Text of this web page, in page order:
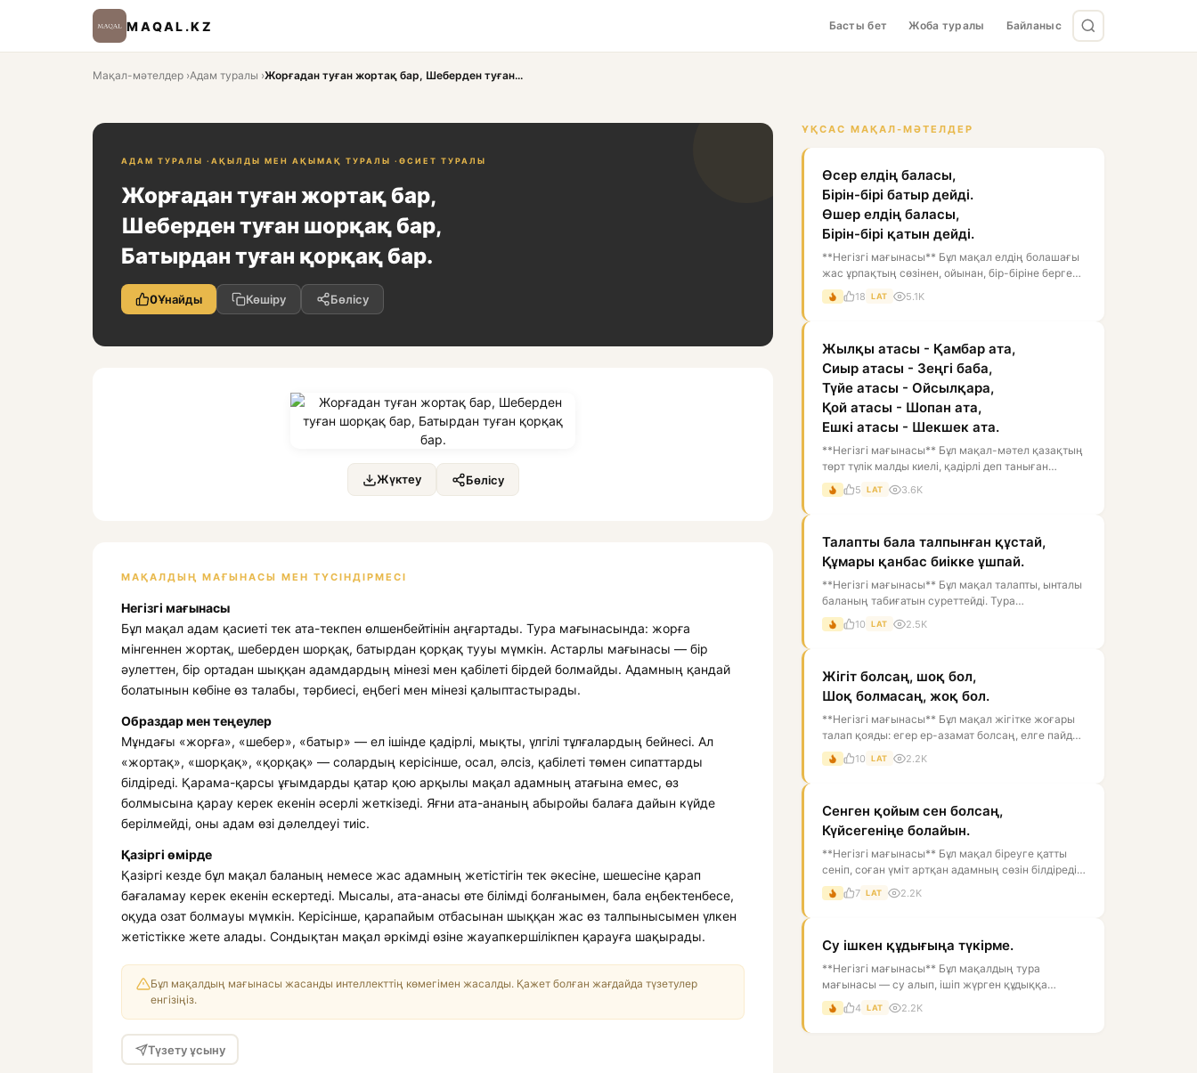
MAQAL.KZ Басты бет Жоба туралы Байланыс
Мақал-мәтелдер ›Адам туралы ›Жорғадан туған жортақ бар, Шеберден туған...
АДАМ ТУРАЛЫ · АҚЫЛДЫ МЕН АҚЫМАҚ ТУРАЛЫ · ӨСИЕТ ТУРАЛЫ
Жорғадан туған жортақ бар,
Шеберден туған шорқақ бар,
Батырдан туған қорқақ бар.
0Ұнайды Көшіру Бөлісу
Жүктеу Бөлісу
МАҚАЛДЫҢ МАҒЫНАСЫ МЕН ТҮСІНДІРМЕСІ
Негізгі мағынасы
Бұл мақал адам қасиеті тек ата-текпен өлшенбейтінін аңғартады. Тура мағынасында: жорға
мінгеннен жортақ, шеберден шорқақ, батырдан қорқақ тууы мүмкін. Астарлы мағынасы — бір
әулеттен, бір ортадан шыққан адамдардың мінезі мен қабілеті бірдей болмайды. Адамның қандай
болатынын көбіне өз талабы, тәрбиесі, еңбегі мен мінезі қалыптастырады.
Образдар мен теңеулер
Мұндағы «жорға», «шебер», «батыр» — ел ішінде қадірлі, мықты, үлгілі тұлғалардың бейнесі. Ал
«жортақ», «шорқақ», «қорқақ» — солардың керісінше, осал, әлсіз, қабілеті төмен сипаттарды
білдіреді. Қарама-қарсы ұғымдарды қатар қою арқылы мақал адамның атағына емес, өз
болмысына қарау керек екенін әсерлі жеткізеді. Яғни ата-ананың абыройы балаға дайын күйде
берілмейді, оны адам өзі дәлелдеуі тиіс.
Қазіргі өмірде
Қазіргі кезде бұл мақал баланың немесе жас адамның жетістігін тек әкесіне, шешесіне қарап
бағаламау керек екенін ескертеді. Мысалы, ата-анасы өте білімді болғанымен, бала еңбектенбесе,
оқуда озат болмауы мүмкін. Керісінше, қарапайым отбасынан шыққан жас өз талпынысымен үлкен
жетістікке жете алады. Сондықтан мақал әркімді өзіне жауапкершілікпен қарауға шақырады.
Бұл мақалдың мағынасы жасанды интеллекттің көмегімен жасалды. Қажет болған жағдайда түзетулер
енгізіңіз.
Түзету ұсыну
ҰҚСАС МАҚАЛ-МӘТЕЛДЕР
Өсер елдің баласы,
Бірін-бірі батыр дейді.
Өшер елдің баласы,
Бірін-бірі қатын дейді.
**Негізгі мағынасы** Бұл мақал елдің болашағы
жас ұрпақтың сөзінен, ойынан, бір-біріне берген
бағасынан білінеді дегенді...
18 LAT 5.1K
Жылқы атасы - Қамбар ата,
Сиыр атасы - Зеңгі баба,
Түйе атасы - Ойсылқара,
Қой атасы - Шопан ата,
Ешкі атасы - Шекшек ата.
**Негізгі мағынасы** Бұл мақал-мәтел қазақтың
төрт түлік малды киелі, қадірлі деп таныған
дүниетанымын білдіреді. Мұнда...
5 LAT 3.6K
Талапты бала талпынған құстай,
Құмары қанбас биікке ұшпай.
**Негізгі мағынасы** Бұл мақал талапты, ынталы
баланың табиғатын суреттейді. Тура
мағынасында құс қанат қағып, биікке ұм...
10 LAT 2.5K
Жігіт болсаң, шоқ бол,
Шоқ болмасаң, жоқ бол.
**Негізгі мағынасы** Бұл мақал жігітке жоғары
талап қояды: егер ер-азамат болсаң, елге пайдаң
тиетін, мінезі мықты, ісі...
10 LAT 2.2K
Сенген қойым сен болсаң,
Күйсегеніңе болайын.
**Негізгі мағынасы** Бұл мақал біреуге қатты
сеніп, соған үміт артқан адамның сөзін білдіреді.
Тура мағынасы — «егер се...
7 LAT 2.2K
Су ішкен құдығыңа түкірме.
**Негізгі мағынасы** Бұл мақалдың тура
мағынасы — су алып, ішіп жүрген құдыққа
түкіруге болмайды, өйткені ол суды ластай...
4 LAT 2.2K